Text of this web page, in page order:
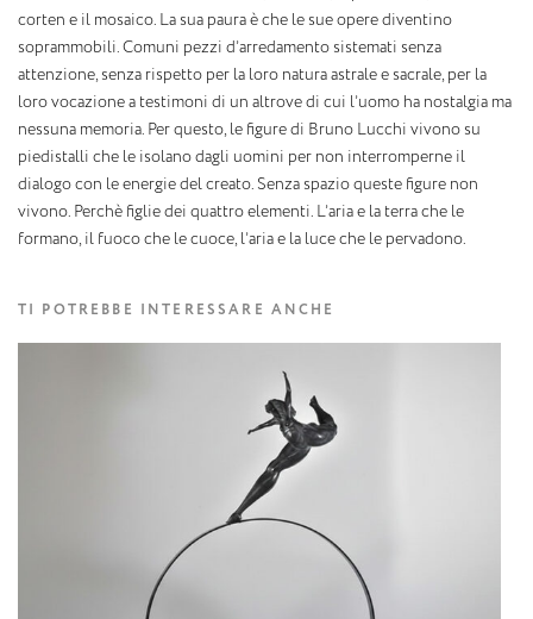
corten e il mosaico. La sua paura è che le sue opere diventino
soprammobili. Comuni pezzi d’arredamento sistemati senza
attenzione, senza rispetto per la loro natura astrale e sacrale, per la
loro vocazione a testimoni di un altrove di cui l’uomo ha nostalgia ma
nessuna memoria. Per questo, le figure di Bruno Lucchi vivono su
piedistalli che le isolano dagli uomini per non interromperne il
dialogo con le energie del creato. Senza spazio queste figure non
vivono. Perchè figlie dei quattro elementi. L’aria e la terra che le
formano, il fuoco che le cuoce, l’aria e la luce che le pervadono.
TI POTREBBE INTERESSARE ANCHE